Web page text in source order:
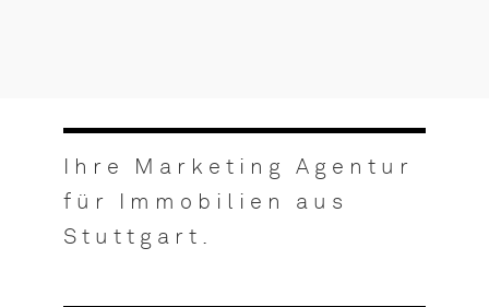
Ihre Marketing Agentur
für Immobilien aus
Stuttgart.